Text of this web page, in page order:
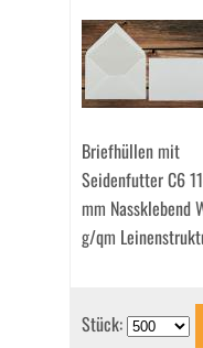
Briefhüllen mit
Seidenfutter C6
mm Nassklebend
g/qm
Stück: